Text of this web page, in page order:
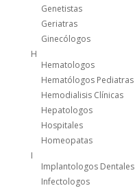
Genetistas
Geriatras
Ginecólogos
H
Hematologos
Hematólogos Pediatras
Hemodialisis Clínicas
Hepatologos
Hospitales
Homeopatas
I
Implantologos Dentales
Infectologos